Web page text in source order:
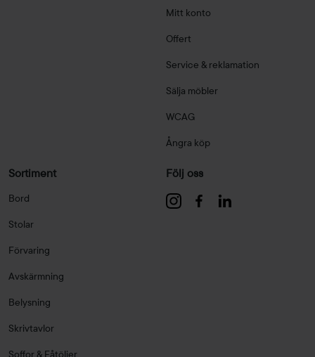
Mitt konto
Offert
Service & reklamation
Sälja möbler
WCAG
Ångra köp
Sortiment
Bord
Stolar
Förvaring
Avskärmning
Belysning
Skrivtavlor
Soffor & Fåtöljer
Följ oss